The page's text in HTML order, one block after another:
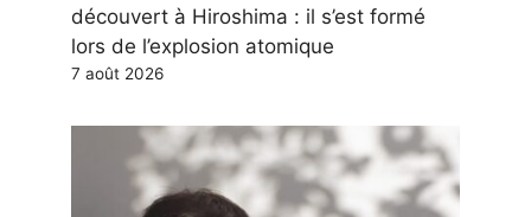
découvert à Hiroshima : il s’est formé
lors de l’explosion atomique
7 août 2026